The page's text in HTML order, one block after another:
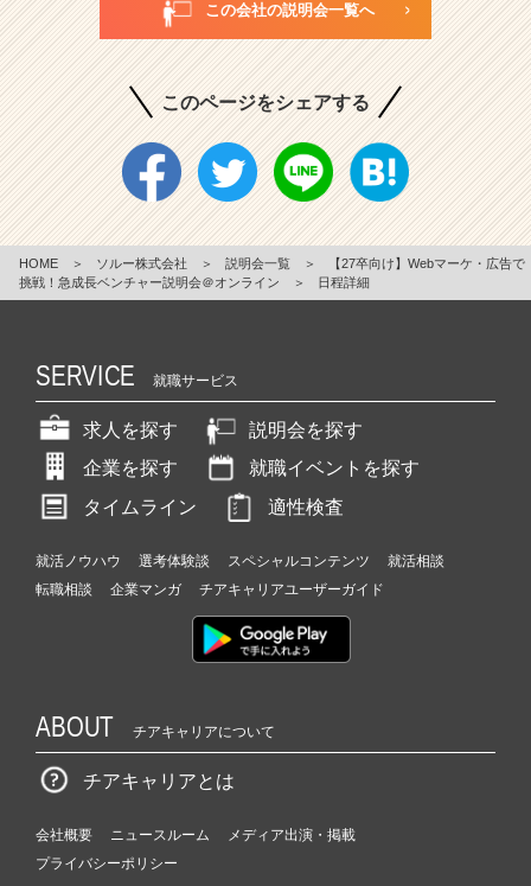
この会社の説明会一覧へ
このページをシェアする
HOME ＞ ソルー株式会社 ＞ 説明会一覧 ＞
【27卒向け】Webマーケ・広告で
挑戦！急成長ベンチャー説明会＠オンライン
＞ 日程詳細
SERVICE 就職サービス
求人を探す
説明会を探す
企業を探す
就職イベントを探す
タイムライン
適性検査
就活ノウハウ 選考体験談 スペシャルコンテンツ
就活相談
転職相談
企業マンガ チアキャリアユーザーガイド
ABOUT チアキャリアについて
チアキャリアとは
会社概要 ニュースルーム
メディア出演・掲載
プライバシーポリシー